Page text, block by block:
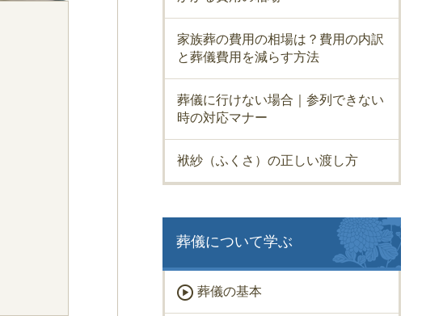
家族葬の費用の相場は？費用の内訳
と葬儀費用を減らす方法
葬儀に行けない場合｜参列できない
時の対応マナー
袱紗（ふくさ）の正しい渡し方
葬儀について学ぶ
葬儀の基本